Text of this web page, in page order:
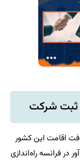
ثبت شرکت
اقامت این کشور
در فرانسه راه‌اندازی